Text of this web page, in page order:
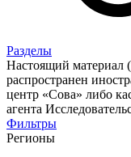
Разделы
Настоящий материал
распространен
центр «Сова» либо
агента
Фильтры
Регионы